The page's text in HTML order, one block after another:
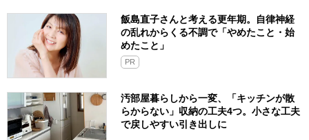
飯島直子さんと考える更年期。自律神経
の乱れからくる不調で「やめたこと・始
めたこと」
PR
汚部屋暮らしから一変、「キッチンが散
らからない」収納の工夫4つ。小さな工夫
で戻しやすい引き出しに